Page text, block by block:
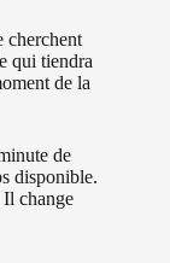
cherchent
qui tiendra
de la
de
disponible.
change